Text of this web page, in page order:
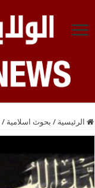
الرئيسية / بحوث اسلامية /